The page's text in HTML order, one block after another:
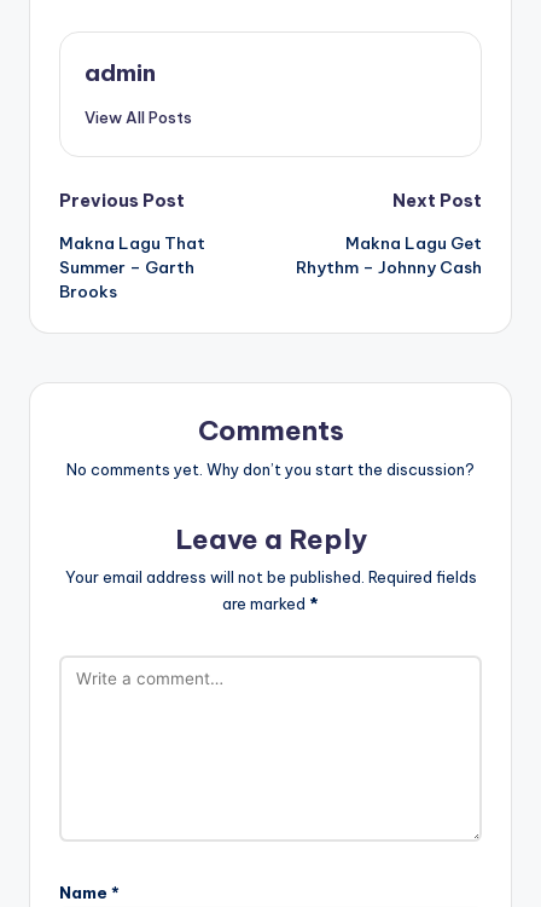
admin
View All Posts
Post
navigation
Previous Post
Makna Lagu That
Summer – Garth
Brooks
Next Post
Makna Lagu Get
Rhythm – Johnny Cash
Comments
No comments yet. Why don’t you start the discussion?
Leave a Reply
Your email address will not be published. Required fields
are marked *
Name *